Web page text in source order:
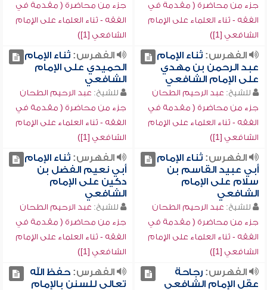
جزء من محاضرة ( مقدمة في
الفقه - ثناء العلماء على الإمام
الشافعي [1])
جزء من محاضرة ( مقدمة في
الفقه - ثناء العلماء على الإمام
الشافعي [1])
الفهرس:ثناء الإمام
عبد الرحمن بن مهدي
على الإمام الشافعي
للشيخ: عبد الرحيم الطحان
جزء من محاضرة ( مقدمة في
الفقه - ثناء العلماء على الإمام
الشافعي [1])
الفهرس:ثناء الإمام
الحميدي على الإمام
الشافعي
للشيخ: عبد الرحيم الطحان
جزء من محاضرة ( مقدمة في
الفقه - ثناء العلماء على الإمام
الشافعي [1])
الفهرس:ثناء الإمام
أبي عبيد القاسم بن
سلام على الإمام
الشافعي
للشيخ: عبد الرحيم الطحان
جزء من محاضرة ( مقدمة في
الفقه - ثناء العلماء على الإمام
الشافعي [1])
الفهرس:ثناء الإمام
أبي نعيم الفضل بن
دكين على الإمام
الشافعي
للشيخ: عبد الرحيم الطحان
جزء من محاضرة ( مقدمة في
الفقه - ثناء العلماء على الإمام
الشافعي [1])
الفهرس:رجاحة
عقل الإمام الشافعي
الفهرس:حفظ الله
تعالى للسنن بالإمام